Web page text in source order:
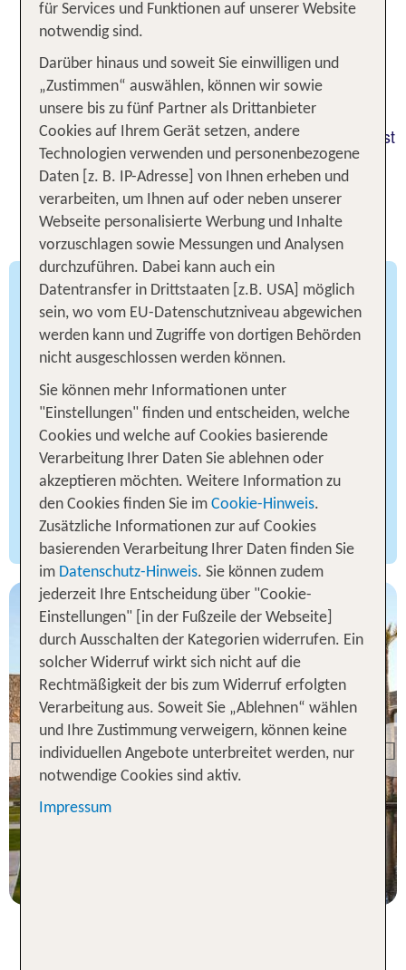
Grecotel ist eine Kollektion von Griechenlands
schönsten Resorts, jedes individuell gestaltet und
entworfen. Inspiriert von der besten Lage stets
direkt am Strand, Inseldomizile für den ganz
privaten Rückzug, Wasserfront-Paläste und
moderne Haut Chic Resorts. Urlaub bei Grecotel ist
voller kostbarer Momente, die du für immer
schätzen wirst.
Boutique Resorts - Eine
avantgardistische Art
Spektakuläre Resorts an mythischen Orten.
Mykonos Blu am Strand von Psarou, Amirandes &
Caramel auf das minoische Kreta, Cape Sounio
gegenüber dem Tempel von Poseidon, Mandola
Rosa an den endlosen Stränden der antiken
Olympia. Für luxuriöses Wohnen, natürlich und
klassisch, alles auf einmal.
Previous
Kreta
Amirandes â A Grecotel
Resort to Live
97 % Weiterempfehlung
für Services und Funktionen auf unserer Website
notwendig sind.
Darüber hinaus und soweit Sie einwilligen und
„Zustimmen“ auswählen, können wir sowie
unsere bis zu fünf Partner als Drittanbieter
Cookies auf Ihrem Gerät setzen, andere
Technologien verwenden und personenbezogene
Daten [z. B. IP-Adresse] von Ihnen erheben und
verarbeiten, um Ihnen auf oder neben unserer
Webseite personalisierte Werbung und Inhalte
vorzuschlagen sowie Messungen und Analysen
durchzuführen. Dabei kann auch ein
Datentransfer in Drittstaaten [z.B. USA] möglich
sein, wo vom EU-Datenschutzniveau abgewichen
werden kann und Zugriffe von dortigen Behörden
nicht ausgeschlossen werden können.
Sie können mehr Informationen unter
"Einstellungen" finden und entscheiden, welche
Cookies und welche auf Cookies basierende
Verarbeitung Ihrer Daten Sie ablehnen oder
akzeptieren möchten. Weitere Information zu
den Cookies finden Sie im Cookie-Hinweis.
Zusätzliche Informationen zur auf Cookies
basierenden Verarbeitung Ihrer Daten finden Sie
im Datenschutz-Hinweis. Sie können zudem
jederzeit Ihre Entscheidung über "Cookie-
Einstellungen" [in der Fußzeile der Webseite]
durch Ausschalten der Kategorien widerrufen. Ein
solcher Widerruf wirkt sich nicht auf die
Rechtmäßigkeit der bis zum Widerruf erfolgten
Verarbeitung aus. Soweit Sie „Ablehnen“ wählen
und Ihre Zustimmung verweigern, können keine
individuellen Angebote unterbreitet werden, nur
notwendige Cookies sind aktiv.
Impressum